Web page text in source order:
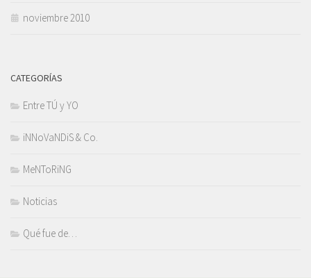
noviembre 2010
CATEGORÍAS
Entre TÚ y YO
iNNoVaNDiS & Co.
MeNToRiNG
Noticias
Qué fue de…